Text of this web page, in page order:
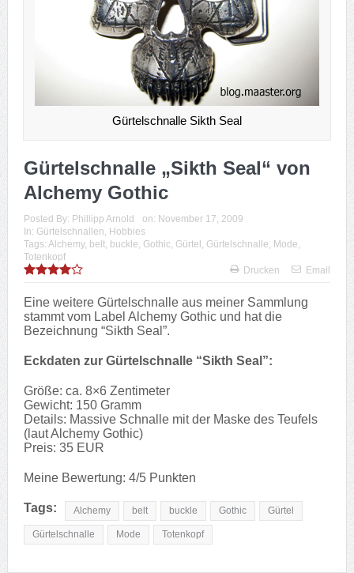
Gürtelschnalle Sikth Seal
Gürtelschnalle „Sikth Seal“ von
Alchemy Gothic
Posted By: Phillipp Arnold on: November 17, 2009
In: Gürtelschnallen Hobbies
Tags: Alchemy, belt, buckle Gothic, Gürtel Gürtelschnalle Mode
Totenkopf
Drucken
Email
Eine weitere Gürtelschnalle aus meiner Sammlung
stammt vom Label Alchemy Gothic und hat die
Bezeichnung “Sikth Seal”.
Eckdaten zur Gürtelschnalle “Sikth Seal”:
Größe: ca. 8×6 Zentimeter
Gewicht: 150 Gramm
Details: Massive Schnalle mit der Maske des Teufels
(laut Alchemy Gothic)
Preis: 35 EUR
Meine Bewertung: 4/5 Punkten
Tags: Alchemy belt buckle Gothic Gürtel
Gürtelschnalle Mode Totenkopf